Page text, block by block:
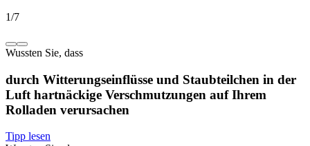
1/7
Wussten Sie, dass
durch Witterungseinflüsse und Staubteilchen in der
Luft hartnäckige Verschmutzungen auf Ihrem
Rolladen verursachen
Tipp lesen